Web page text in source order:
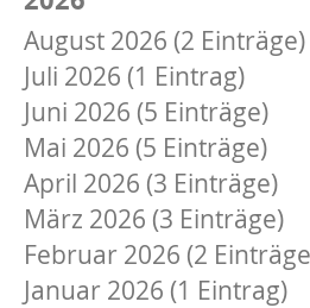
August 2026 (2 Einträge)
Juli 2026 (1 Eintrag)
Juni 2026 (5 Einträge)
Mai 2026 (5 Einträge)
April 2026 (3 Einträge)
März 2026 (3 Einträge)
Februar 2026 (2
Januar 2026 (1 Eintrag)